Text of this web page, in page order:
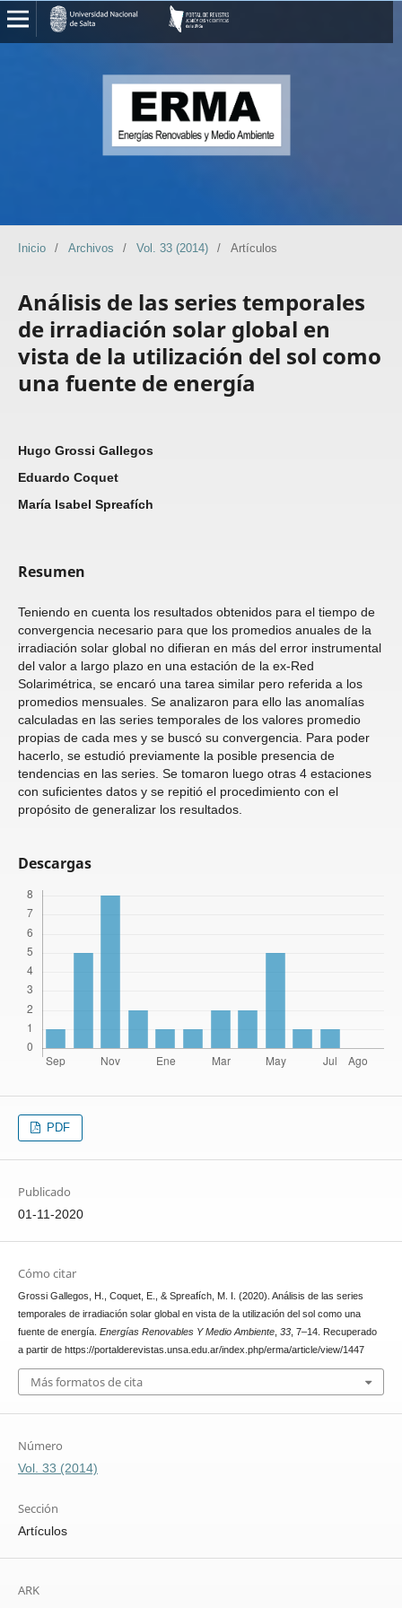
Inicio / Archivos / Vol. 33 (2014) / Artículos
Análisis de las series temporales
de irradiación solar global en
vista de la utilización del sol como
una fuente de energía
Hugo Grossi Gallegos
Eduardo Coquet
María Isabel Spreafích
Resumen
Teniendo en cuenta los resultados obtenidos para el tiempo de
convergencia necesario para que los promedios anuales de la
irradiación solar global no difieran en más del error instrumental
del valor a largo plazo en una estación de la ex-Red
Solarimétrica, se encaró una tarea similar pero referida a los
promedios mensuales. Se analizaron para ello las anomalías
calculadas en las series temporales de los valores promedio
propias de cada mes y se buscó su convergencia. Para poder
hacerlo, se estudió previamente la posible presencia de
tendencias en las series. Se tomaron luego otras 4 estaciones
con suficientes datos y se repitió el procedimiento con el
propósito de generalizar los resultados.
Descargas
PDF
Publicado
01-11-2020
Cómo citar
Grossi Gallegos, H., Coquet, E., & Spreafích, M. I. (2020). Análisis de las series
temporales de irradiación solar global en vista de la utilización del sol como una
fuente de energía. Energías Renovables Y Medio Ambiente, 33, 7–14. Recuperado
a partir de https://portalderevistas.unsa.edu.ar/index.php/erma/article/view/1447
Más formatos de cita
Número
Vol. 33 (2014)
Sección
Artículos
ARK